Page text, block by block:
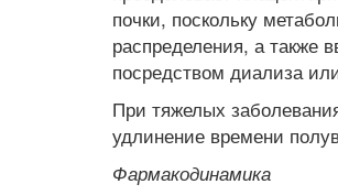
почки, поскольку
распределения, а также
посредством диализа
При тяжелых
удлинение времени
Фармакодинамика